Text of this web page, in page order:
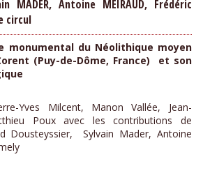
MADER, Antoine MEIRAUD, Frédéric
circul
monumental du Néolithique moyen
(Puy-de-Dôme, France) et son
Yves Milcent, Manon Vallée, Jean-
Poux avec les contributions de
Dousteyssier, Sylvain Mader, Antoine